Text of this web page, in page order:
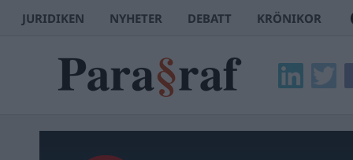
JURIDIKEN NYHETER DEBATT KRÖNIKOR